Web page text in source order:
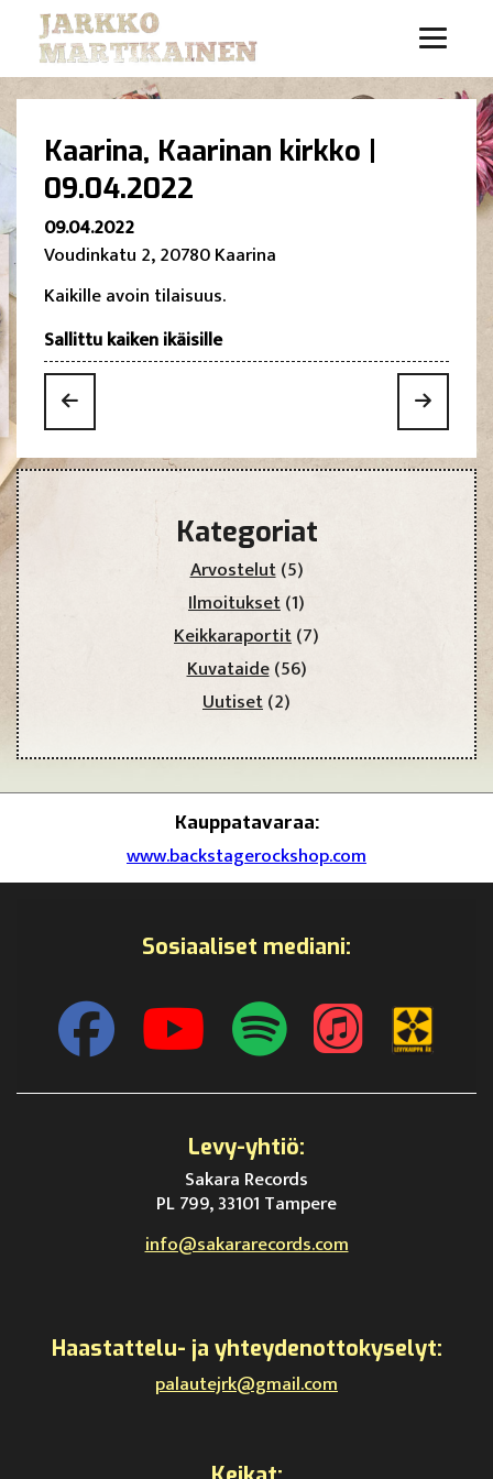
Kaarina, Kaarinan kirkko |
09.04.2022
09.04.2022
Voudinkatu 2, 20780 Kaarina
Kaikille avoin tilaisuus.
Sallittu kaiken ikäisille
Kategoriat
Arvostelut(5)
Ilmoitukset(1)
Keikkaraportit(7)
Kuvataide(56)
Uutiset(2)
Kauppatavaraa:
www.backstagerockshop.com
Sosiaaliset mediani:
Levy-yhtiö:
Sakara Records
PL 799, 33101 Tampere
info@sakararecords.com
Haastattelu- ja yhteydenottokyselyt:
palautejrk@gmail.com